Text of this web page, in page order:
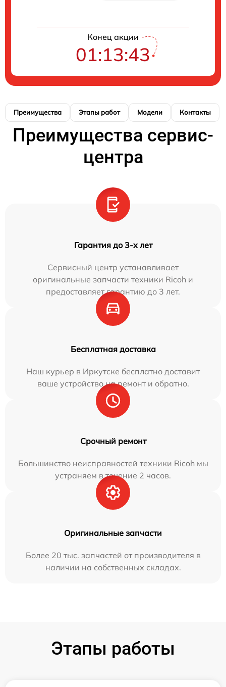
Конец акции
01:13:43
Преимущества Этапы работ Модели Контакты
Преимущества сервис-
центра
Гарантия до 3-х лет
Сервисный центр устанавливает
оригинальные запчасти техники Ricoh и
предоставляет гарантию до 3 лет.
Бесплатная доставка
Наш курьер в Иркутске бесплатно доставит
ваше устройство на ремонт и обратно.
Срочный ремонт
Большинство неисправностей техники Ricoh мы
устраняем в течение 2 часов.
Оригинальные запчасти
Более 20 тыс. запчастей от производителя в
наличии на собственных складах.
Этапы работы